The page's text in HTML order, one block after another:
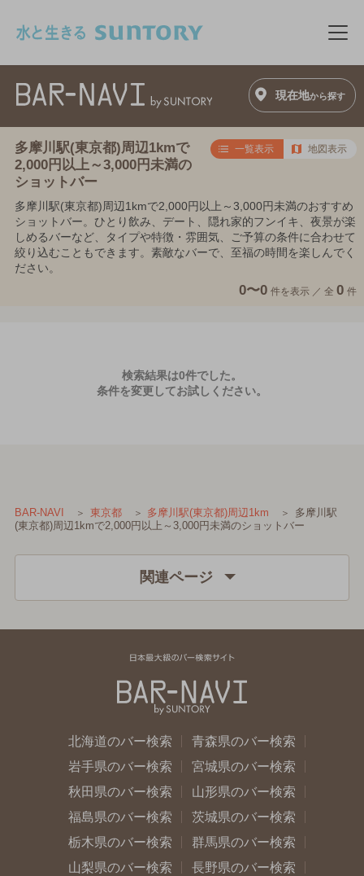
メ
現在地から探す
多摩川駅(東京都)周辺1kmで
2,000円以上～3,000円未満の
ショットバー
一覧表示 地図表示
多摩川駅(東京都)周辺1kmで2,000円以上～3,000円未満のおすすめ
ショットバー。ひとり飲み、デート、隠れ家的フンイキ、夜景が楽
しめるバーなど、タイプや特徴・雰囲気、ご予算の条件に合わせて
絞り込むこともできます。素敵なバーで、至福の時間を楽しんでく
ださい。
0〜0 件を表示 ／ 全 0 件
検索結果は0件でした。
条件を変更してお試しください。
BAR-NAVI 東京都 多摩川駅(東京都)周辺1km
多摩川駅
(東京都)周辺1kmで2,000円以上～3,000円未満のショットバー
関連ページ
北海道のバー検索
青森県のバー検索
岩手県のバー検索
宮城県のバー検索
秋田県のバー検索
山形県のバー検索
福島県のバー検索
茨城県のバー検索
栃木県のバー検索
群馬県のバー検索
山梨県のバー検索
長野県のバー検索